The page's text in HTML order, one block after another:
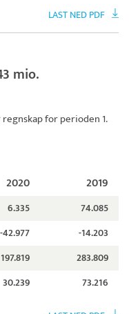
LAST NED PDF
mio.
for perioden 1.
2020 2019
6.335
74.085
-42.977
-14.203
197.819
283.809
30.239 73.216